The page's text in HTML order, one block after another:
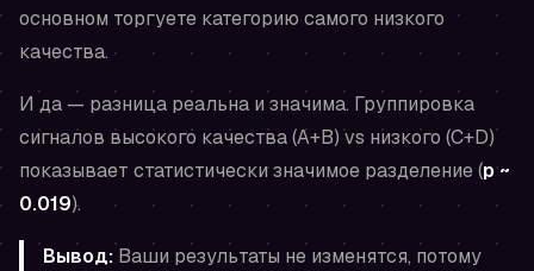
основном торгуете категорию самого низкого
качества.
И да — разница реальна и значима. Группировка
сигналов высокого качества (A+B) vs низкого (C+D)
показывает статистически значимое разделение (p ~
0.019).
Вывод: Ваши результаты не изменятся, потому